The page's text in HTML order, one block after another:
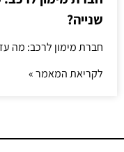
שנייה?
חברת מימון לרכב: מה
לקריאת המאמר »